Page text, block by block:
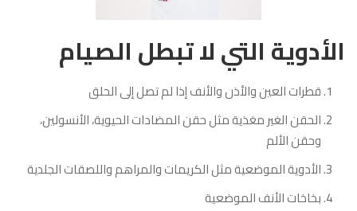
الأدوية التي لا تبطل الصيام
قطرات العين والأذن والأنف إذا لم تصل إلى الحلق
الحقن الغير مغذية مثل حقن المضادات الحيوية، الأنسولين،
وحقن الألم
الأدوية الموضعية مثل الكريمات والمراهم واللصقات الجلدية
بخاخات الأنف الموضعية